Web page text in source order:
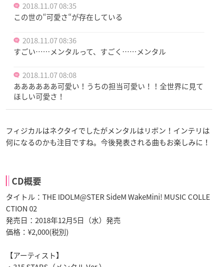
2018.11.07 08:35
この世の“可愛さ“が存在している
2018.11.07 08:36
すごい……メンタルって、すごく……メンタル
2018.11.07 08:08
ああああああ可愛い！うちの担当可愛い！！全世界に見て
ほしい可愛さ！
フィジカルはネクタイでしたがメンタルはリボン！インテリは
何になるのかも注目ですね。今後発表される曲もお楽しみに！
CD概要
タイトル：THE IDOLM@STER SideM WakeMini! MUSIC COLLE
CTION 02
発売日：2018年12月5日（水）発売
価格：¥2,000(税別)
【アーティスト】